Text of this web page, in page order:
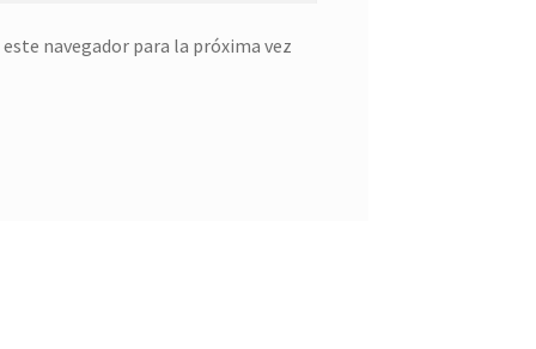
navegador para la próxima vez